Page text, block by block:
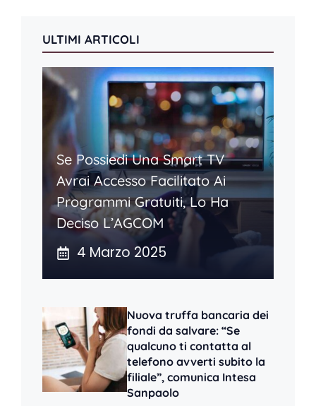
ULTIMI ARTICOLI
Se Possiedi Una Smart TV
Avrai Accesso Facilitato Ai
Programmi Gratuiti, Lo Ha
Deciso L’AGCOM
4 Marzo 2025
Nuova truffa bancaria dei
fondi da salvare: “Se
qualcuno ti contatta al
telefono avverti subito la
filiale”, comunica Intesa
Sanpaolo